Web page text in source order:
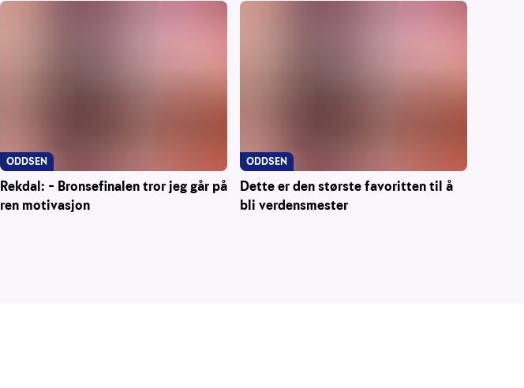
Rekdal: – Bronsefinalen tror jeg går på
ren motivasjon
ODDSEN
Dette er den største favoritten til å
bli verdensmester
ODDSEN